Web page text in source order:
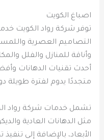
اصباغ الكويت
توفر شركة رواد الكويت
التصاميم العصرية
وأناقة للمنازل والفلل
أحدث تقنيات الدهانات
متجددًا يدوم لفترة طويلة
تشمل خدمات شركة رواد
مثل الدهانات العادية
الأبعاد، بالإضافة إلى